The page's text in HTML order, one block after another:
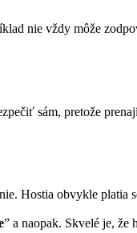
nie vždy môže
sám, pretože
Hostia obvykle
” a naopak. Skvelé je, že